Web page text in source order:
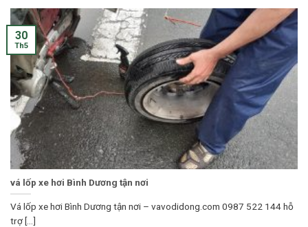
vá lốp xe hơi Bình Dương tận nơi
Vá lốp xe hơi Bình Dương tận nơi – vavodidong.com 0987 522 144 hỗ
trợ [...]
30
Th5